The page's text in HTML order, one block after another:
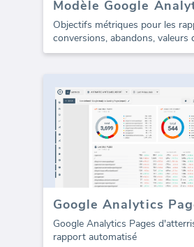
Objectifs métriques pour les
conversions, abandons, valeurs
Google Analytics Pages
rapport automatisé